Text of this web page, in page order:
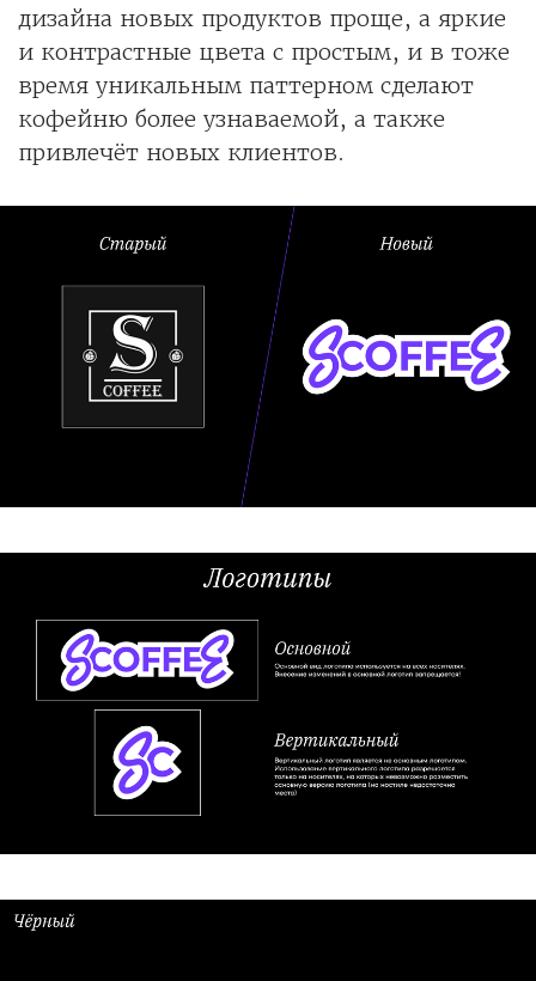
дизайна новых продуктов проще, а яркие
и контрастные цвета с простым, и в тоже
время уникальным паттерном сделают
кофейню более узнаваемой, а также
привлечёт новых клиентов.